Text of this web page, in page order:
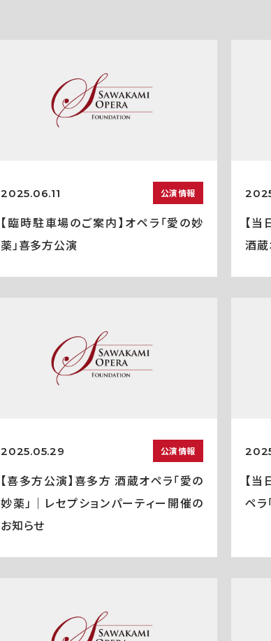
2025.06.11 公演情報
【臨時駐車場のご案内】オペラ「愛の妙
薬」喜多方公演
【
酒蔵
2025.05.29 公演情報
【喜多方公演】喜多方 酒蔵オペラ「愛の
妙薬」｜レセプションパーティー開催の
お知らせ
【
ペラ